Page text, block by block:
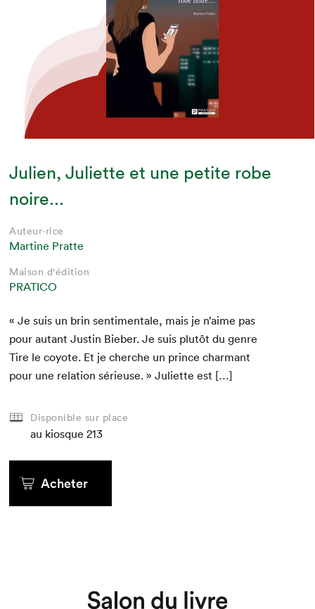
Julien, Juliette et une petite robe
noire...
Auteur·rice
Martine Pratte
Maison d'édition
PRATICO
« Je suis un brin sen­ti­men­tale, mais je n’aime pas
pour autant Justin Bieber. Je suis plutôt du genre
Tire le coy­ote. Et je cherche un prince char­mant
pour une rela­tion sérieuse. » Juli­ette est […]
Disponible sur place
au kiosque 213
Acheter